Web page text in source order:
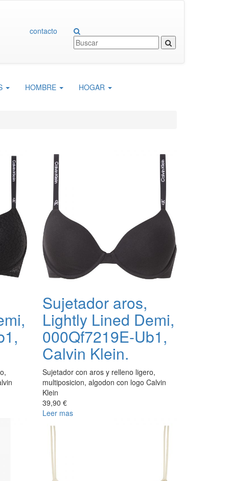
contacto
HOMBRE HOGAR
Sujetador aros,
Lightly Lined Demi,
000Qf7219E-Ub1,
Calvin Klein.
Sujetador con aros y relleno ligero,
multiposicion, algodon con logo Calvin
Klein
39,90 €
Leer mas